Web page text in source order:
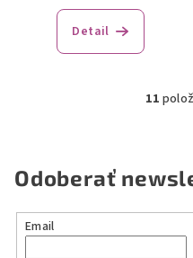
Detail
11
Odoberať
Email